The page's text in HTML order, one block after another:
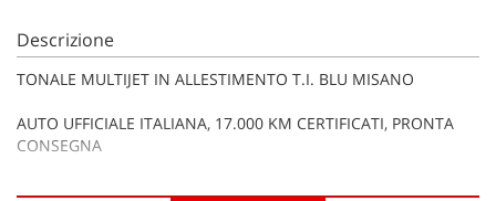
Descrizione
TONALE MULTIJET IN ALLESTIMENTO T.I. BLU MISANO
AUTO UFFICIALE ITALIANA, 17.000 KM CERTIFICATI, PRONTA
CONSEGNA